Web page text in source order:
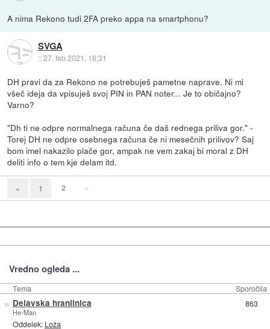
A nima Rekono tudi 2FA preko appa na smartphonu?
SVGA
::27. feb 2021, 16:31
DH pravi da za Rekono ne potrebuješ pametne naprave. Ni mi
všeč ideja da vpisuješ svoj PIN in PAN noter... Je to običajno?
Varno?
"Dh ti ne odpre normalnega računa če daš rednega priliva gor." -
Torej DH ne odpre osebnega računa če ni mesečnih prilivov? Saj
bom imel nakazilo plače gor, ampak ne vem zakaj bi moral z DH
deliti info o tem kje delam itd.
« 1 2 »
Vredno ogleda ...
Tema Sporočila
» Delavska hranilnica
He-Man
Oddelek: Loža
863